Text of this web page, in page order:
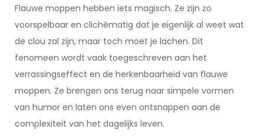
Flauwe moppen hebben iets magisch. Ze zijn zo
voorspelbaar en clichématig dat je eigenlijk al weet wat
de clou zal zijn, maar toch moet je lachen. Dit
fenomeen wordt vaak toegeschreven aan het
verrassingseffect en de herkenbaarheid van flauwe
moppen. Ze brengen ons terug naar simpele vormen
van humor en laten ons even ontsnappen aan de
complexiteit van het dagelijks leven.